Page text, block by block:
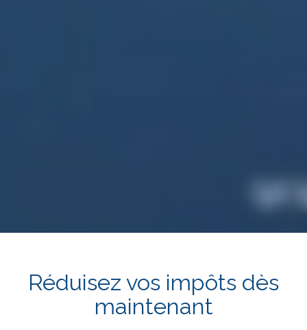
Réduisez vos impôts dès
maintenant